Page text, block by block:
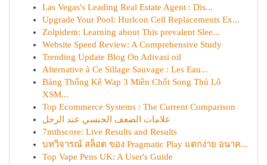
Las Vegas's Leading Real Estate Agent : Dis...
Upgrade Your Pool: Hurlcon Cell Replacements Ex...
Zolpidem: Learning about This prevalent Slee...
Website Speed Review: A Comprehensive Study
Trending Update Blog On Adivasi oil
Alternative à Ce Sillage Sauvage : Les Eau...
Bảng Thống Kê Wap 3 Miền Chốt Song Thủ Lô
XSM...
Top Ecommerce Systems : The Current Comparison
علامات الضعف الجنسي عند الرجل
7mthscore: Live Results and Results
บทวิจารณ์ สล็อต ของ Pragmatic Play แตกง่าย อนาค...
Top Vape Pens UK: A User's Guide